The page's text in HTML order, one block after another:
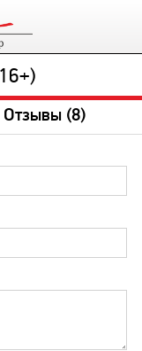
Отзывы (8)